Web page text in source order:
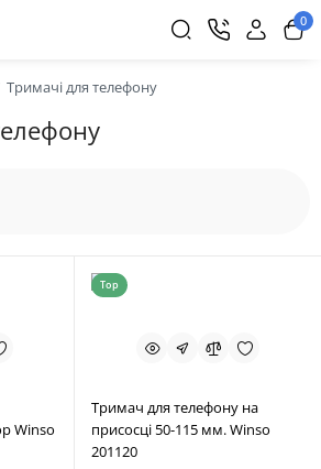
0
Тримачі для телефону
Winso
Top
Тримач для телефону на
присосці 50-115 мм. Winso
201120